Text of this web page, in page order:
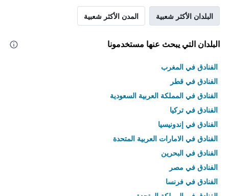
البلدان الأكثر شعبية المدن الأكثر شعبية
البلدان التي يبحث عنها مستخدمونا
الفنادق في المغرب
الفنادق في قطر
الفنادق في المملكة العربية السعودية
الفنادق في تركيا
الفنادق في إندونيسيا
الفنادق في الامارات العربية المتحدة
الفنادق في البحرين
الفنادق في مصر
الفنادق في فرنسا